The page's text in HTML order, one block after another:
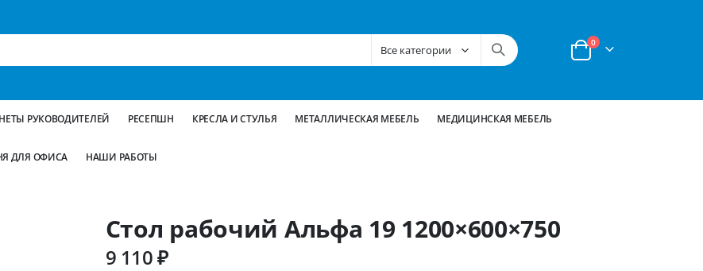
Корзина
0позиции
РУКОВОДИТЕЛЕЙ РЕСЕПШН КРЕСЛА И СТУЛЬЯ МЕТАЛЛИЧЕСКАЯ МЕБЕЛЬ МЕДИЦИНСКАЯ МЕБЕЛЬ
ДЛЯ ОФИСА НАШИ РАБОТЫ
Стол рабочий Альфа 19 1200×600×750
9 110 ₽